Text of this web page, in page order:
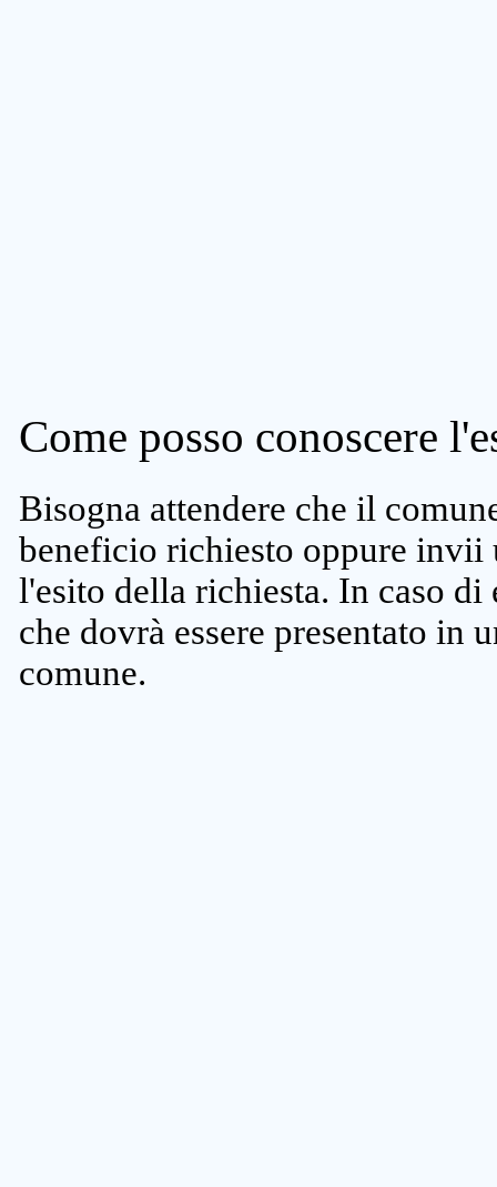
Come posso conoscere
Bisogna attendere che il
beneficio richiesto oppure invii
l'esito della richiesta. In caso
che dovrà essere presentato in
comune.